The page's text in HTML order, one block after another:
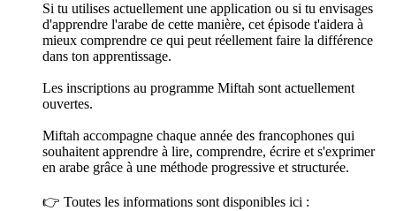
Si tu utilises actuellement une application ou si tu envisages
d'apprendre l'arabe de cette manière, cet épisode t'aidera à
mieux comprendre ce qui peut réellement faire la différence
dans ton apprentissage.
Les inscriptions au programme Miftah sont actuellement
ouvertes.
Miftah accompagne chaque année des francophones qui
souhaitent apprendre à lire, comprendre, écrire et s'exprimer
en arabe grâce à une méthode progressive et structurée.
👉 Toutes les informations sont disponibles ici :